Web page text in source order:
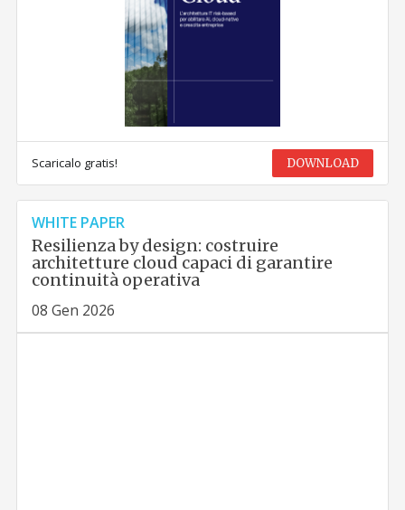
Scaricalo gratis! DOWNLOAD
WHITE PAPER
Resilienza by design: costruire
architetture cloud capaci di garantire
continuità operativa
08 Gen 2026